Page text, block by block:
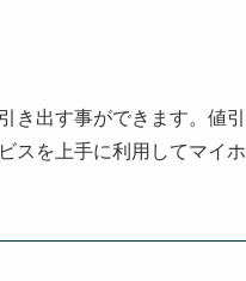
き出す事ができます。値引
スを上手に利用してマイホ